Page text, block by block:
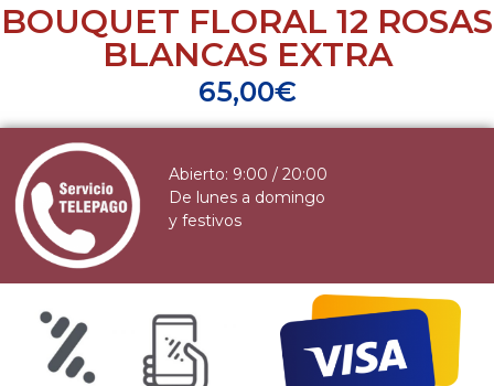
BOUQUET FLORAL 12 ROSAS
BLANCAS EXTRA
65,00€
Abierto: 9:00 / 20:00
De lunes a domingo
y festivos